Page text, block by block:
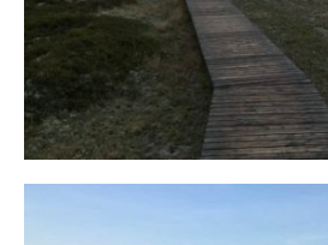
Fischland
12. FEBRUAR 2019